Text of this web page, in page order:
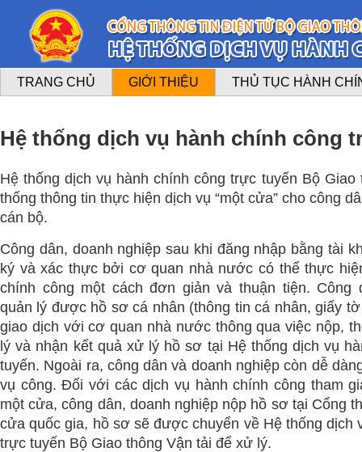
TRANG CHỦ GIỚI THIỆU THỦ TỤC HÀNH
Hệ thống dịch vụ hành chính công
Hệ thống dịch vụ hành chính công trực tuyến Bộ Giao
thống thông tin thực hiện dịch vụ “một cửa” cho công
cán bộ.
Công dân, doanh nghiệp sau khi đăng nhập bằng tài
ký và xác thực bởi cơ quan nhà nước có thể thực
chính công một cách đơn giản và thuận tiện. Công
quản lý được hồ sơ cá nhân (thông tin cá nhân, giấy
giao dịch với cơ quan nhà nước thông qua việc nộp,
lý và nhận kết quả xử lý hồ sơ tại Hệ thống dịch vụ
tuyến. Ngoài ra, công dân và doanh nghiệp còn dễ
vụ công. Đối với các dịch vụ hành chính công tham
một cửa, công dân, doanh nghiệp nộp hồ sơ tại Cổng
cửa quốc gia, hồ sơ sẽ được chuyển về Hệ thống dịch
trực tuyến Bộ Giao thông Vận tải để xử lý.